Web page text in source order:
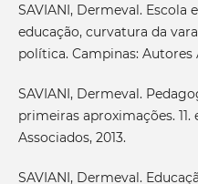
SAVIANI, Dermeval. Escola
educação, curvatura da
política. Campinas: Autores
SAVIANI, Dermeval.
primeiras aproximações. 11.
Associados, 2013.
SAVIANI, Dermeval.